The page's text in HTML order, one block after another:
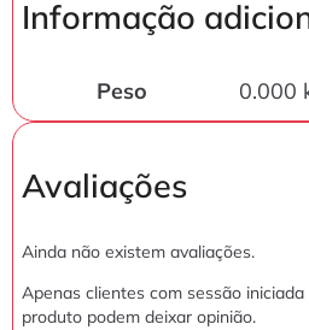
Informação
Peso 0.000
Avaliações
Ainda não existem avaliações.
Apenas clientes com sessão
produto podem deixar opinião.